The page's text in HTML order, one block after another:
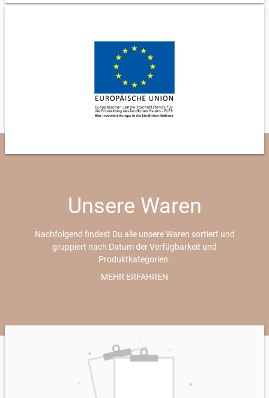
Unsere Waren
Nachfolgend findest Du alle unsere Waren sortiert und
gruppiert nach Datum der Verfügbarkeit und
Produktkategorien.
Bei von-bis Preisen (z.B. 10,00-15,00 €) wird nach Kilo
dieser Seite
MEHR ERFAHREN